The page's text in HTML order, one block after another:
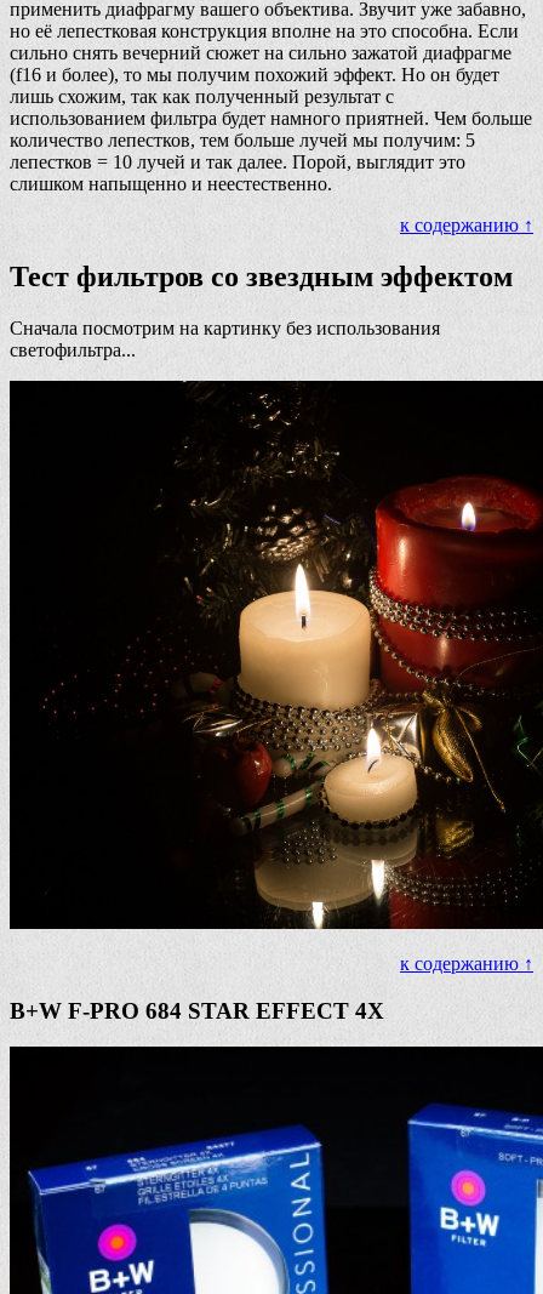
применить диафрагму вашего объектива. Звучит уже забавно,
но её лепестковая конструкция вполне на это способна. Если
сильно снять вечерний сюжет на сильно зажатой диафрагме
(f16 и более), то мы получим похожий эффект. Но он будет
лишь схожим, так как полученный результат с
использованием фильтра будет намного приятней. Чем больше
количество лепестков, тем больше лучей мы получим: 5
лепестков = 10 лучей и так далее. Порой, выглядит это
слишком напыщенно и неестественно.
к содержанию ↑
Тест фильтров со звездным эффектом
Сначала посмотрим на картинку без использования
светофильтра...
к содержанию ↑
B+W F-PRO 684 STAR EFFECT 4X